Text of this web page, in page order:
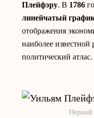
Плейфэру. В 1786
линейчатый
отображения
наиболее
политический атлас.
Первый